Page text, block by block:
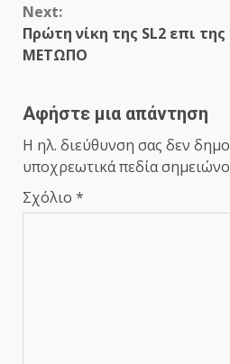
Next:
Πρώτη νίκη της SL2 επι
ΜΕΤΩΠΟ
Αφήστε μια απάντηση
Η ηλ. διεύθυνση σας δεν
υποχρεωτικά πεδία
Σχόλιο *